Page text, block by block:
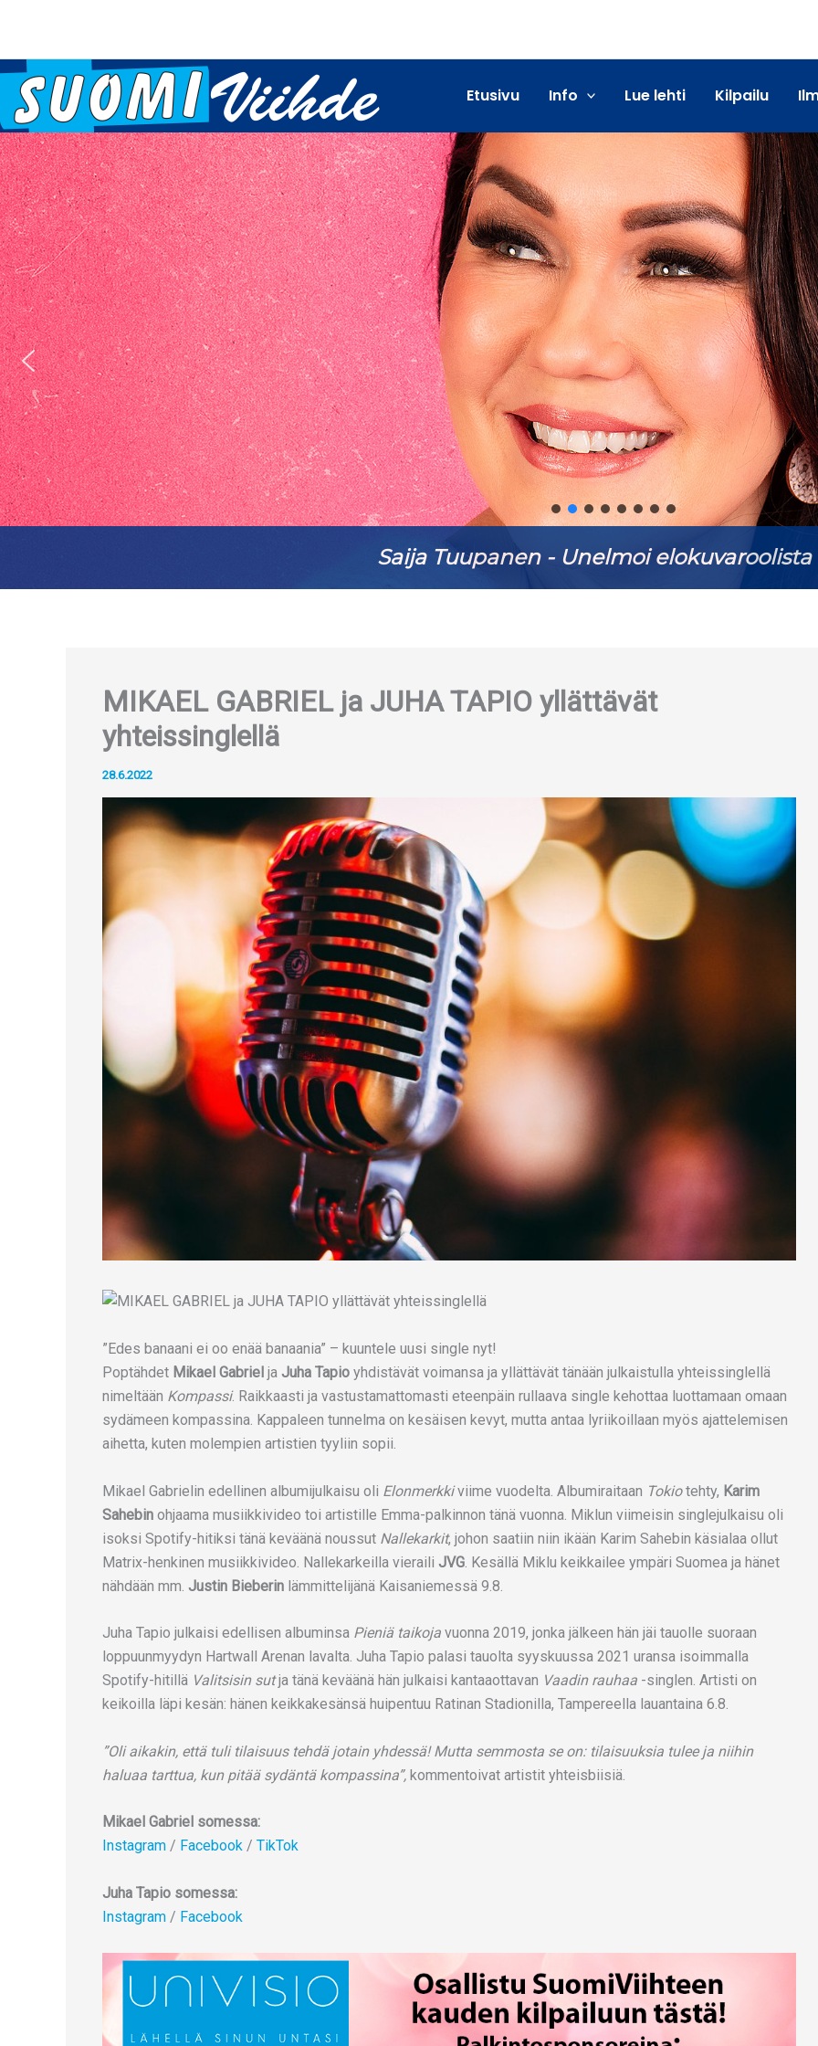
Etusivu Info Lue lehti Kilpailu
Saija Tuupanen - Unelmoi elokuvaroolista
MIKAEL GABRIEL ja JUHA TAPIO yllättävät
yhteissinglellä
28.6.2022
”Edes banaani ei oo enää banaania” – kuuntele uusi single nyt!
Poptähdet Mikael Gabriel ja Juha Tapio yhdistävät voimansa ja yllättävät tänään julkaistulla yhteissinglellä
nimeltään Kompassi. Raikkaasti ja vastustamattomasti eteenpäin rullaava single kehottaa luottamaan omaan
sydämeen kompassina. Kappaleen tunnelma on kesäisen kevyt, mutta antaa lyriikoillaan myös ajattelemisen
aihetta, kuten molempien artistien tyyliin sopii.
Mikael Gabrielin edellinen albumijulkaisu oli Elonmerkkiviime vuodelta. Albumiraitaan Tokiotehty, Karim
Sahebin ohjaama musiikkivideo toi artistille Emma-palkinnon tänä vuonna. Miklun viimeisin singlejulkaisu oli
isoksi Spotify-hitiksi tänä keväänä noussut Nallekarkit, johon saatiin niin ikään Karim Sahebin käsialaa ollut
Matrix-henkinen musiikkivideo. Nallekarkeilla vieraili JVG . Kesällä Miklu keikkailee ympäri Suomea ja hänet
nähdään mm. Justin Bieberin lämmittelijänä Kaisaniemessä 9.8.
Juha Tapio julkaisi edellisen albuminsa Pieniä taikoja vuonna 2019, jonka jälkeen hän jäi tauolle suoraan
loppuunmyydyn Hartwall Arenan lavalta. Juha Tapio palasi tauolta syyskuussa 2021 uransa isoimmalla
Spotify-hitillä Valitsisin sutja tänä keväänä hän julkaisi kantaaottavan Vaadin rauhaa -singlen. Artisti on
keikoilla läpi kesän: hänen keikkakesänsä huipentuu Ratinan Stadionilla, Tampereella lauantaina 6.8.
”Oli aikakin, että tuli tilaisuus tehdä jotain yhdessä! Mutta semmosta se on: tilaisuuksia tulee ja niihin
haluaa tarttua, kun pitää sydäntä kompassina”, kommentoivat artistit yhteisbiisiä.
Mikael Gabriel somessa:
Instagram / Facebook / TikTok
Juha Tapio somessa:
Instagram / Facebook